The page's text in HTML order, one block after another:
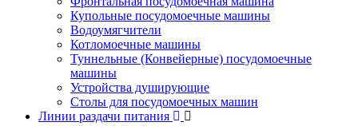
Купольные посудомоечные машины
Водоумягчители
Котломоечные машины
Туннельные (Конвейерные) посудомоечные
машины
Устройства душирующие
Столы для посудомоечных машин
Линии раздачи питания